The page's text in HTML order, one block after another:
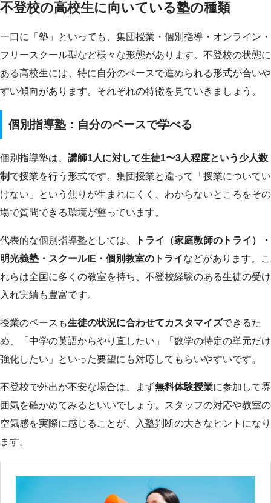
不登校の高校生に向いている塾の種類
一口に「塾」といっても、集団授業・個別指導・オンライン・
フリースクール型など様々な形態があります。不登校の状態に
ある高校生には、特に自分のペースで進められる形式が合いや
すい傾向があります。それぞれの特徴を見ていきましょう。
個別指導塾：自分のペースで学べる
個別指導塾は、 講師1人に対して生徒1〜3人程度という少人数
制 で授業を行う形式です。集団授業と違って「授業についてい
けない」という焦りが生まれにくく、わからないところをその
場で質問できる環境が整っています。
代表的な個別指導塾としては、
トライ（家庭教師のトライ）・
明光義塾・スクールIE・個別教室のトライなどがあります。こ
れらは全国に多くの教室を持ち、不登校経験のある生徒の受け
入れ実績も豊富です。
授業のペースも生徒の状況に合わせてカスタマイズできるた
め、「中学の英語からやり直したい」「数学の特定の単元だけ
強化したい」といった要望にも対応してもらいやすいです。
不登校で外出が不安な場合は、まず無料体験授業に参加して雰
囲気を確かめてみるといいでしょう。スタッフの対応や教室の
空気感を実際に感じることが、入塾判断の大きなヒントになり
ます。